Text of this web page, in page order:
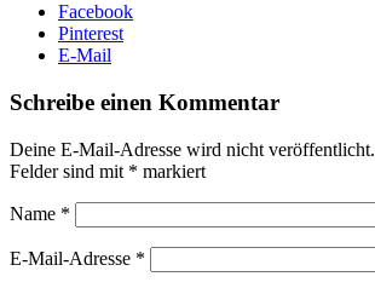
Facebook
Pinterest
E-Mail
Schreibe einen Kommentar
Deine E-Mail-Adresse wird nicht veröffentlicht.
Felder sind mit * markiert
Name *
E-Mail-Adresse *